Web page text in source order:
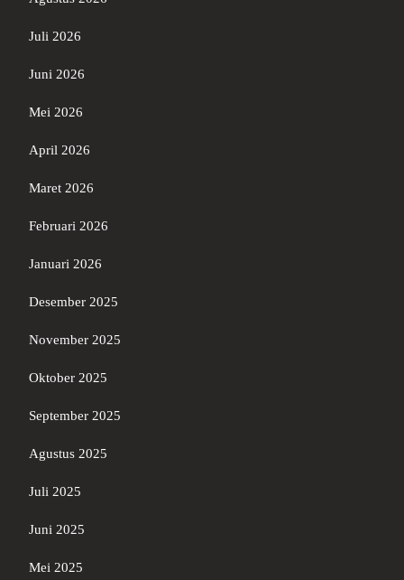
Juli 2026
Juni 2026
Mei 2026
April 2026
Maret 2026
Februari 2026
Januari 2026
Desember 2025
November 2025
Oktober 2025
September 2025
Agustus 2025
Juli 2025
Juni 2025
Mei 2025